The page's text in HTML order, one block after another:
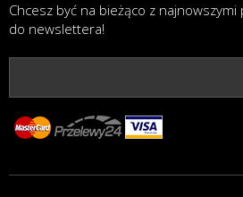
Chcesz być na bieżąco z
do newslettera!